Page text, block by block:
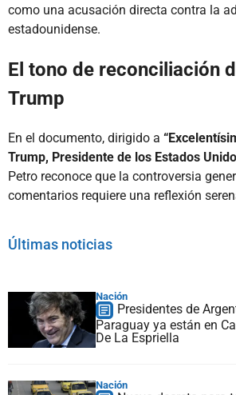
como una acusación directa contra la
estadounidense.
El tono de reconciliación
Trump
En el documento, dirigido a
Trump, Presidente de los Estados
Petro reconoce que la controversia
comentarios requiere una reflexión
Últimas noticias
Nación
Presidentes de
Paraguay ya están en
De La Espriella
Nación